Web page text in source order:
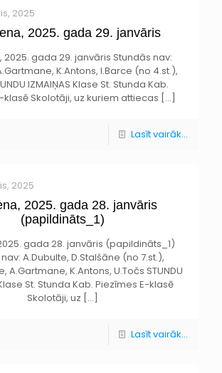
2025
2025. gada 29. janvāris
2025. gada 29. janvāris Stundās nav:
K.Antons, I.Barce (no 4.st.),
IZMAIŅAS Klase St. Stunda Kab.
klasē Skolotāji, uz kuriem attiecas […]
Lasīt vairāk...
2025
2025. gada 28. janvāris
(papildināts_1)
gada 28. janvāris (papildināts_1)
A.Dubulte, D.Stalšāne (no 7.st.),
A.Gartmane, K.Antons, U.Točs STUNDU
St. Stunda Kab. Piezīmes E-klasē
Skolotāji, uz […]
Lasīt vairāk...